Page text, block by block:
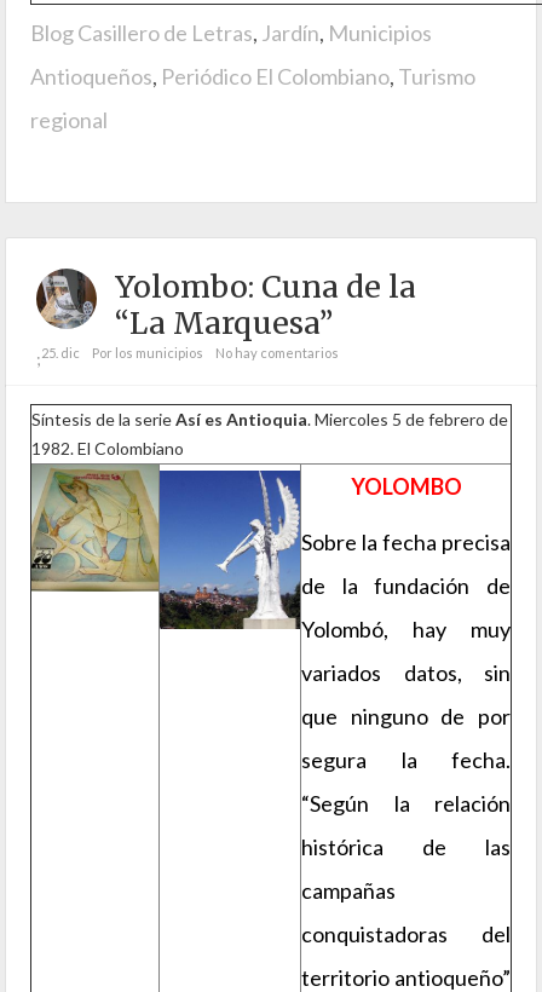
Blog Casillero de Letras, Jardín, Municipios
Antioqueños, Periódico El Colombiano, Turismo
regional
Yolombo: Cuna de la
“La Marquesa”
;25. dic Por los municipios No hay comentarios
Síntesis de la serieAsí es Antioquia. Miercoles 5 de febrero de
1982. El Colombiano
YOLOMBO
Sobre la fecha precisa
de la fundación de
Yolombó, hay muy
variados datos, sin
que ninguno de por
segura la fecha.
“Según la relación
histórica de las
campañas
conquistadoras del
territorio antioqueño”